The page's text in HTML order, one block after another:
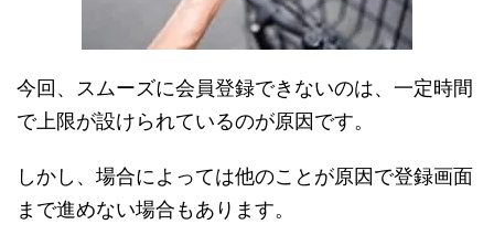
今回、スムーズに会員登録できないのは、一定時間
で上限が設けられているのが原因です。
しかし、場合によっては他のことが原因で登録画面
まで進めない場合もあります。